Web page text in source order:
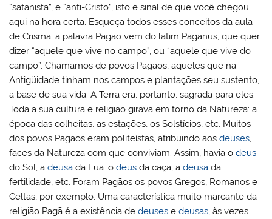
“satanista”, e “anti-Cristo”, isto é sinal de que você chegou
aqui na hora certa. Esqueça todos esses conceitos da aula
de Crisma…a palavra Pagão vem do latim Paganus, que quer
dizer “aquele que vive no campo”, ou “aquele que vive do
campo”. Chamamos de povos Pagãos, aqueles que na
Antigüidade tinham nos campos e plantações seu sustento,
a base de sua vida. A Terra era, portanto, sagrada para eles.
Toda a sua cultura e religião girava em torno da Natureza: a
época das colheitas, as estações, os Solstícios, etc. Muitos
dos povos Pagãos eram politeístas, atribuindo aosdeuses,
faces da Natureza com que conviviam. Assim, havia odeus
do Sol, adeusa da Lua. odeus da caça, adeusa da
fertilidade, etc. Foram Pagãos os povos Gregos, Romanos e
Celtas, por exemplo. Uma característica muito marcante da
religião Pagã é a existência dedeuses edeusas, às vezes